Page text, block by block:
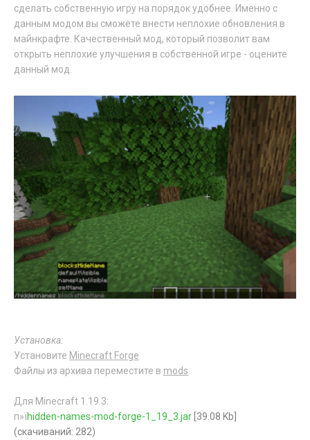
сделать собственную игру на порядок удобнее. Именно с
данным модом вы сможете внести неплохие обновления в
майнкрафте. Качественный мод, который позволит вам
открыть неплохие улучшения в собственной игре - оцените
данный мод.
Установка:
Установите Minecraft Forge
Файлы из архива переместите в mods
Для Minecraft 1.19.3:
п»їhidden-names-mod-forge-1_19_3.jar [39.08 Kb]
(cкачиваний: 282)